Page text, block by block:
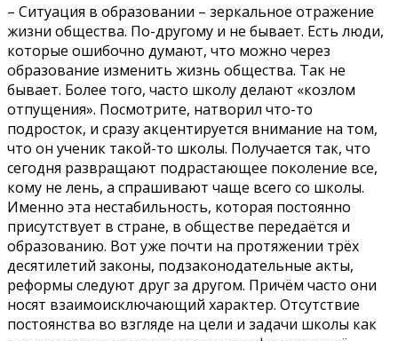
– Ситуация в образовании – зеркальное отражение
жизни общества. По-другому и не бывает. Есть люди,
которые ошибочно думают, что можно через
образование изменить жизнь общества. Так не
бывает. Более того, часто школу делают «козлом
отпущения». Посмотрите, натворил что-то
подросток, и сразу акцентируется внимание на том,
что он ученик такой-то школы. Получается так, что
сегодня развращают подрастающее поколение все,
кому не лень, а спрашивают чаще всего со школы.
Именно эта нестабильность, которая постоянно
присутствует в стране, в обществе передаётся и
образованию. Вот уже почти на протяжении трёх
десятилетий законы, подзаконодательные акты,
реформы следуют друг за другом. Причём часто они
носят взаимоисключающий характер. Отсутствие
постоянства во взгляде на цели и задачи школы как